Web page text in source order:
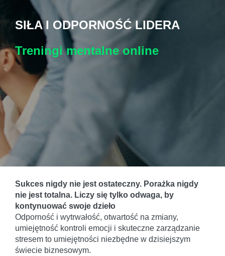
SIŁA I ODPORNOŚĆ LIDERA
Treningi mentalne online
Sukces nigdy nie jest ostateczny. Porażka nigdy
nie jest totalna. Liczy się tylko odwaga, by
kontynuować swoje dzieło
Odporność i wytrwałość, otwartość na zmiany,
umiejętność kontroli emocji i skuteczne zarządzanie
stresem to umiejętności niezbędne w dzisiejszym
świecie biznesowym.